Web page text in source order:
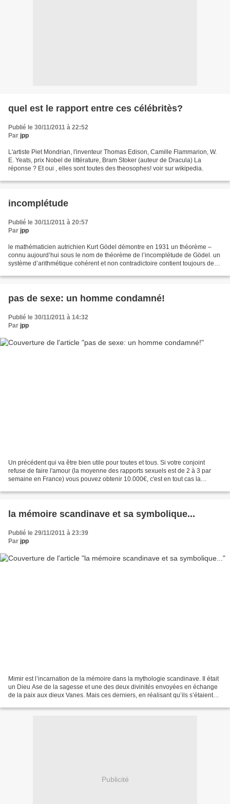
quel est le rapport entre ces célébritès?
Publié le 30/11/2011 à 22:52
Par jpp
L'artiste Piet Mondrian, l'inventeur Thomas Edison, Camille Flammarion, W.
E. Yeats, prix Nobel de littérature, Bram Stoker (auteur de Dracula) La
réponse ? Et oui , elles sont toutes des theosophes! voir sur wikipedia.
incomplétude
Publié le 30/11/2011 à 20:57
Par jpp
le mathématicien autrichien Kurt Gödel démontre en 1931 un théorème –
connu aujourd’hui sous le nom de théorème de l’incomplétude de Gödel. un
système d’arithmétique cohérent et non contradictoire contient toujours des
pas de sexe: un homme condamné!
Publié le 30/11/2011 à 14:32
Par jpp
Un précédent qui va être bien utile pour toutes et tous. Si votre conjoint
refuse de faire l'amour (la moyenne des rapports sexuels est de 2 à 3 par
semaine en France) vous pouvez obtenir 10.000€, c'est en tout cas la
la mémoire scandinave et sa symbolique...
Publié le 29/11/2011 à 23:39
Par jpp
Mimir est l’incarnation de la mémoire dans la mythologie scandinave. Il était
un Dieu Ase de la sagesse et une des deux divinités envoyées en échange
de la paix aux dieux Vanes. Mais ces derniers, en réalisant qu’ils s’étaient
Publicité